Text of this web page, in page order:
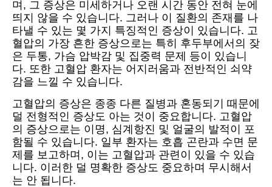
며, 그 증상은 미세하거나 오랜 시간 동안 전혀 눈에
띄지 않을 수 있습니다. 그러나 이 질환의 존재를 나
타낼 수 있는 몇 가지 특징적인 증상이 있습니다. 고
혈압의 가장 흔한 증상으로는 특히 후두부에서의 잦
은 두통, 가슴 압박감 및 집중력 문제 등이 있습니
다. 또한 고혈압 환자는 어지러움과 전반적인 쇠약
감을 느낄 수 있습니다.
고혈압의 증상은 종종 다른 질병과 혼동되기 때문에
덜 전형적인 증상도 아는 것이 중요합니다. 고혈압
의 증상으로는 이명, 심계항진 및 얼굴의 발적이 포
함될 수 있습니다. 일부 환자는 호흡 곤란과 수면 문
제를 보고하며, 이는 고혈압과 관련이 있을 수 있습
니다. 이러한 덜 명확한 증상도 중요하며 무시해서
는 안 됩니다.